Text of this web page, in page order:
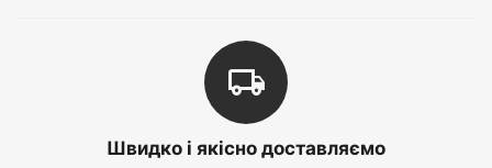
Швидко і якісно доставляємо